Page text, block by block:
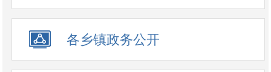
各乡镇政务公开